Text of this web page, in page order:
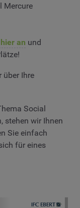
Mercure
an und
über Ihre
Social
stehen wir Ihnen
Sie einfach
für eines